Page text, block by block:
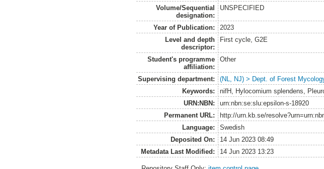
Volume/Sequential
designation:
UNSPECIFIED
Year of Publication:
2023
Level and depth
descriptor:
First cycle, G2E
Student's programme
affiliation:
Other
Supervising department:
(NL, NJ) > Dept. of Forest
Keywords:
nifH, Hylocomium splendens,
URN:NBN:
urn:nbn:se:slu:epsilon-s-18920
Permanent URL:
http://urn.kb.se/
Language:
Swedish
Deposited On:
14 Jun 2023 08:49
Metadata Last Modified:
14 Jun 2023 13:23